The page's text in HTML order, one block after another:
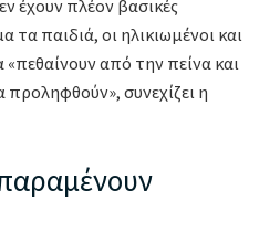
έχουν πλέον βασικές
τα παιδιά, οι ηλικιωμένοι και
από την πείνα και
συνεχίζει η